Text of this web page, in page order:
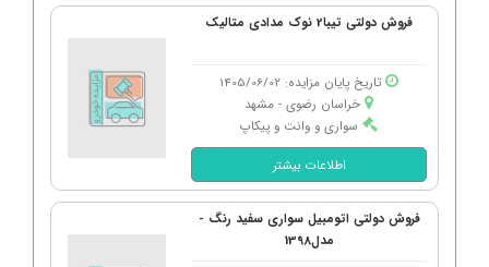
فروش دولتی تیبا2 نوک مدادی متالیک
تاریخ پایان مزایده: 1405/06/02
خراسان رضوی - مشهد
سواری و وانت و پیکاپ
اطلاعات بیشتر
فروش دولتی اتومبیل سواری سفید رنگ -
مدل1398